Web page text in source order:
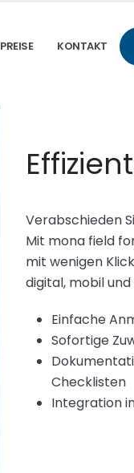
PREISE KONTAKT
Verabschieden
Mit mona field
mit wenigen
digital, mobil
Einfache
Sofortige
Checklisten
Integration